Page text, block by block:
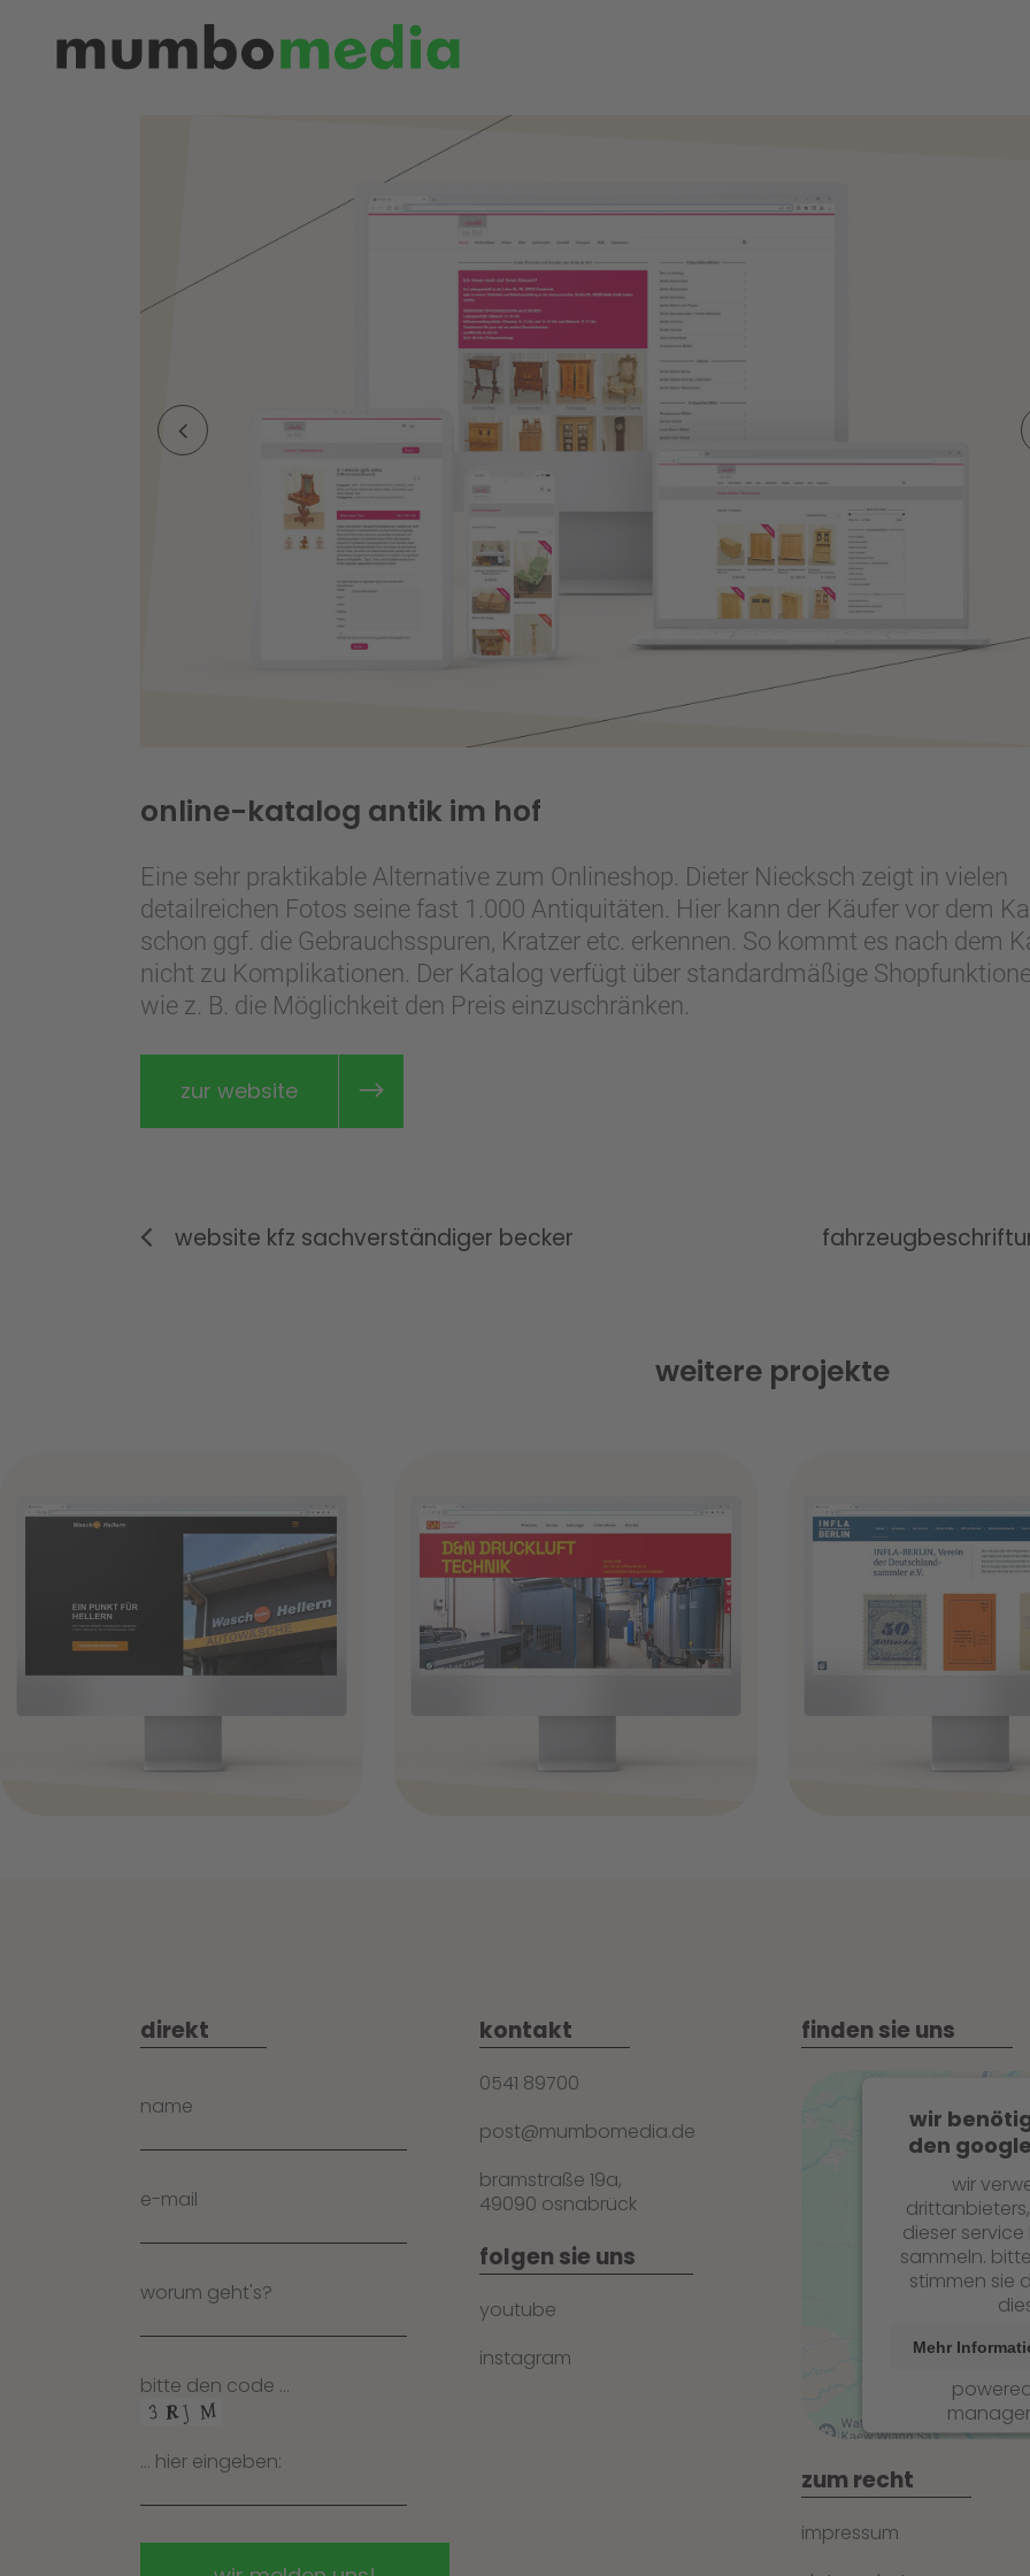
online-katalog antik im hof
Eine sehr praktikable Alternative zum Onlineshop. Dieter Niecksch zeigt in vielen
detailreichen Fotos seine fast 1.000 Antiquitäten. Hier kann der Käufer vor dem
schon ggf. die Gebrauchsspuren, Kratzer etc. erkennen. So kommt es nach dem
nicht zu Komplikationen. Der Katalog verfügt über standardmäßige
wie z. B. die Möglichkeit den Preis einzuschränken.
zur website
website kfz sachverständiger becker
weitere projekte
+ +
direkt
name
e-mail
worum geht's?
bitte den code …
… hier eingeben:
kontakt
0541 89700
post@mumbomedia.de
bramstraße 19a,
49090 osnabrück
folgen sie uns
youtube
instagram
finden sie uns
wir
den
wir
dieser
sammeln.
stimmen sie
Mehr
zum recht
impressum